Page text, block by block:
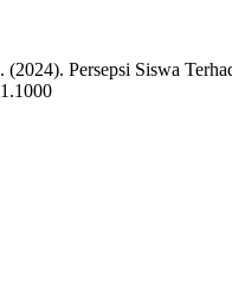
Persepsi Siswa